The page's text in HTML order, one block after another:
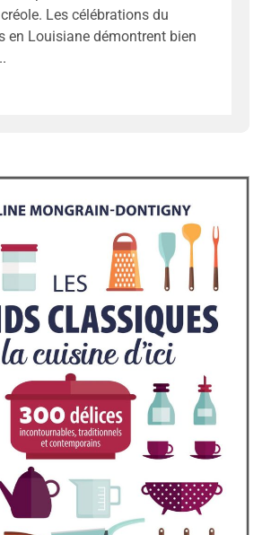
Les célébrations du
en Louisiane démontrent bien